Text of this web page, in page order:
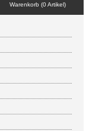
Warenkorb (0 Artikel)